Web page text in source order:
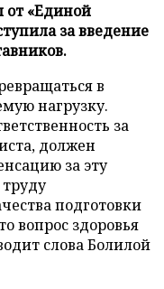
от «Единой
за введение
в
нагрузку.
за
должен
за эту
подготовки
вопрос здоровья
слова Болилой